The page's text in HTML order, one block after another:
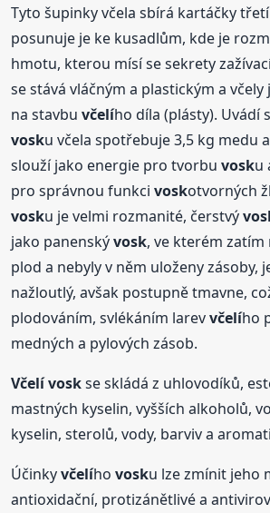
Tyto šupinky včela sbírá kartáčky
posunuje je ke kusadlům, kde je
hmotu, kterou mísí se sekrety
se stává vláčným a plastickým a
na stavbuvčelího díla (plásty). Uvádí
vosku včela spotřebuje 3,5 kg medu
slouží jako energie pro tvorbuvosku
pro správnou funkcivoskotvorných
vosku je velmi rozmanité, čerstvý
jako panenskývosk, ve kterém
plod a nebyly v něm uloženy zásoby,
nažloutlý, avšak postupně tmavne,
plodováním, svlékáním larevvčelího
medných a pylových zásob.
Včelívoskse skládá z uhlovodíků,
mastných kyselin, vyšších alkoholů,
kyselin, sterolů, vody, barviv a
Účinkyvčelíhovosku lze zmínit jeho
antioxidační, protizánětlivé a